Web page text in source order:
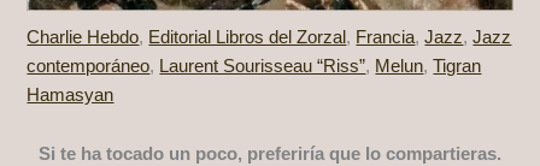
Charlie Hebdo, Editorial Libros del Zorzal , Francia,Jazz,Jazz
contemporáneo, Laurent Sourisseau “Riss”, Melun,Tigran
Hamasyan
Si te ha tocado un poco, preferiría que lo compartieras.